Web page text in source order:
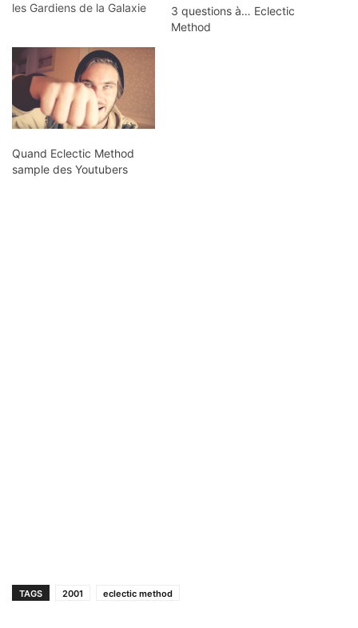
les Gardiens de la Galaxie
3 questions à… Eclectic
Method
Quand Eclectic Method
sample des Youtubers
TAGS 2001 eclectic method